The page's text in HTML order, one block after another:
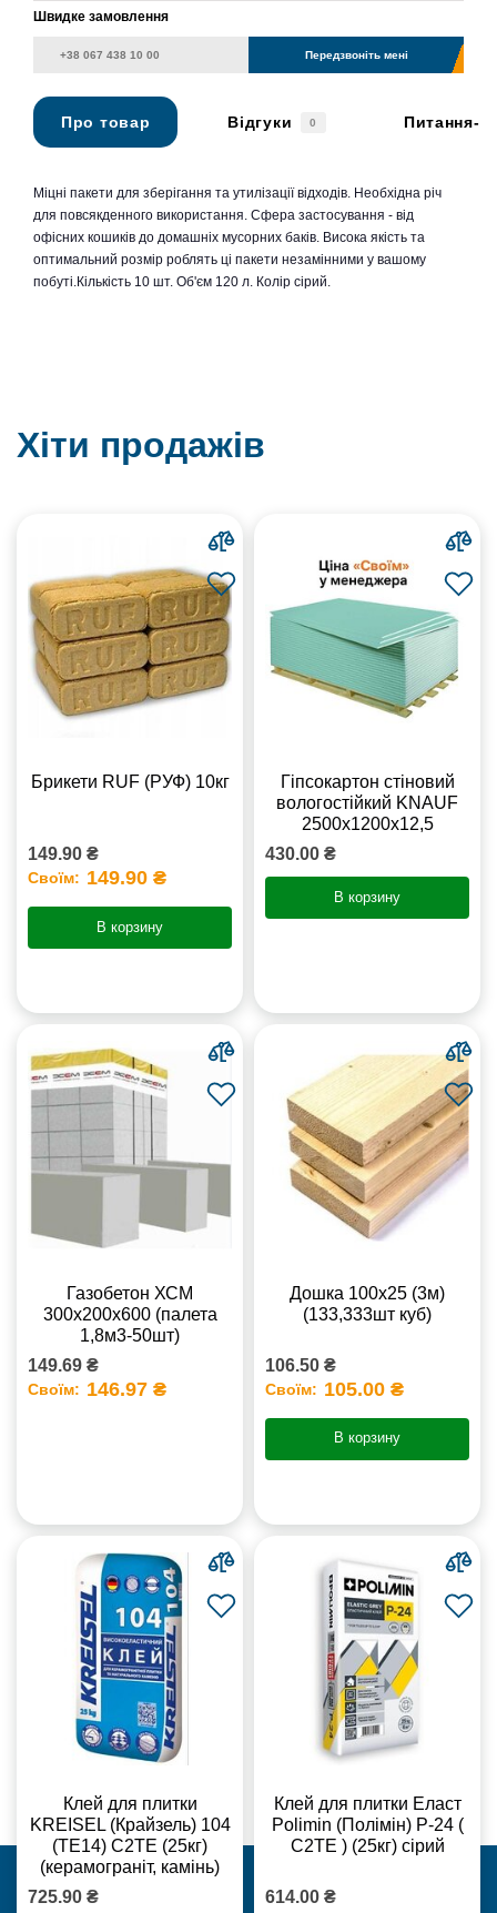
Швидке замовлення
Передзвоніть мені
Про товар Відгуки 0 Питання-
Міцні пакети для зберігання та утилізації відходів. Необхідна річ
для повсякденного використання. Сфера застосування - від
офісних кошиків до домашніх мусорних баків. Висока якість та
оптимальний розмір роблять ці пакети незамінними у вашому
побуті.Кількість 10 шт. Об'єм 120 л. Колір сірий.
Хіти продажів
Брикети RUF (РУФ) 10кг
149.90 ₴
Своїм: 149.90 ₴
В корзину
Гіпсокартон стіновий
вологостійкий KNAUF
2500х1200х12,5
430.00 ₴
В корзину
Газобетон ХСМ
300x200x600 (палета
1,8м3-50шт)
149.69 ₴
Своїм: 146.97 ₴
Дошка 100х25 (3м)
(133,333шт куб)
106.50 ₴
Своїм: 105.00 ₴
В корзину
Клей для плитки
KREISEL (Крайзель) 104
(ТЕ14) С2TE (25кг)
(керамограніт, камінь)
725.90 ₴
Клей для плитки Еласт
Polimin (Полімін) Р-24 (
С2ТЕ ) (25кг) сірий
614.00 ₴